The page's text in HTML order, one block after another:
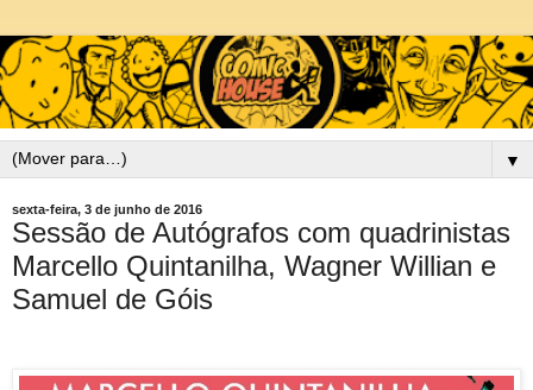
▼
sexta-feira, 3 de junho de 2016
Sessão de Autógrafos com quadrinistas
Marcello Quintanilha, Wagner Willian e
Samuel de Góis